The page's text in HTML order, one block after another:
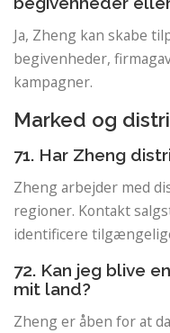
Ja, Zheng kan skabe
begivenheder,
kampagner.
Marked og
71. Har Zheng
Zheng arbejder med
regioner. Kontakt
identificere
72. Kan jeg blive
mit land?
Zheng er åben for at